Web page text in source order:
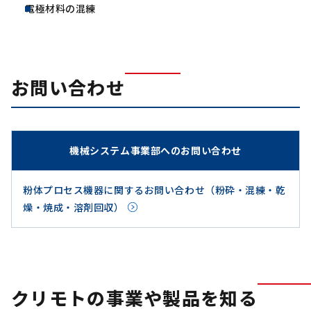
電極材料の混練
お問い合わせ
機械システム事業部へのお問い合わせ
粉体プロセス機器に関するお問い合わせ（粉砕・混練・乾
燥・焼成・溶剤回収）
クリモトの事業や製品を知る